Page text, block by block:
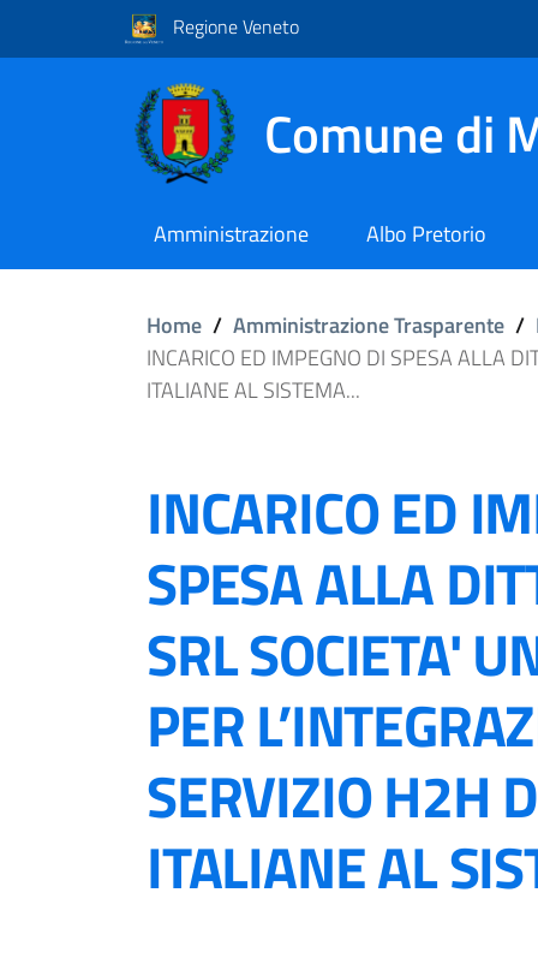
Regione Veneto
Comune di
Amministrazione Albo Pretorio
Home / Amministrazione Trasparente /
INCARICO ED IMPEGNO DI SPESA ALLA
ITALIANE AL SISTEMA...
INCARICO ED
SPESA ALLA
SRL SOCIETA'
PER
SERVIZIO H2H
ITALIANE AL